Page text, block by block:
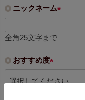
ニックネーム
必
全角25文字まで
おすすめ度
必